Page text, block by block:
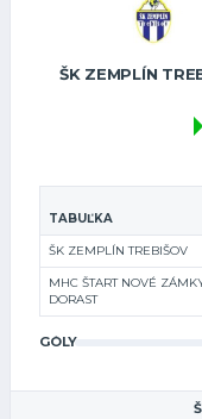
ŠK ZEMPLÍN
TABUĽKA
ŠK ZEMPLÍN TREBIŠOV
MHC ŠTART NOVÉ
DORAST
GÓLY